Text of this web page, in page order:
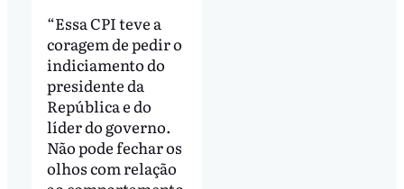
“Essa CPI teve a
coragem de pedir o
indiciamento do
presidente da
República e do
líder do governo.
Não pode fechar os
olhos com relação